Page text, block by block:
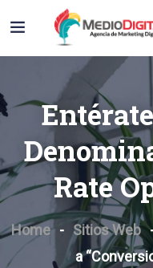
Rate
Home Sitios Web
a